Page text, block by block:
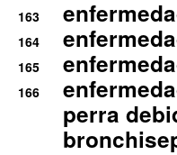
163
164
165
166
perra